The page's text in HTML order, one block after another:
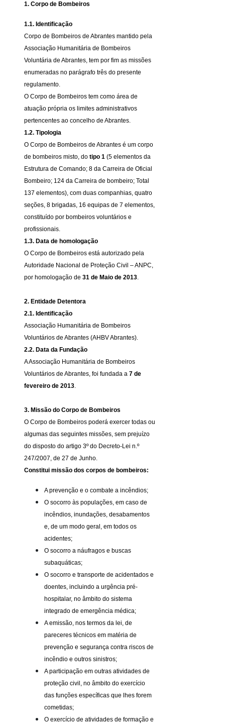
1. Corpo de Bombeiros
1.1. Identificação
Corpo de Bombeiros de Abrantes mantido pela
Associação Humanitária de Bombeiros
Voluntária de Abrantes, tem por fim as missões
enumeradas no parágrafo três do presente
regulamento.
O Corpo de Bombeiros tem como área de
atuação própria os limites administrativos
pertencentes ao concelho de Abrantes.
1.2. Tipologia
O Corpo de Bombeiros de Abrantes é um corpo
de bombeiros misto, do tipo 1 (5 elementos da
Estrutura de Comando; 8 da Carreira de Oficial
Bombeiro; 124 da Carreira de bombeiro; Total
137 elementos), com duas companhias, quatro
seções, 8 brigadas, 16 equipas de 7 elementos,
constituído por bombeiros voluntários e
profissionais.
1.3. Data de homologação
O Corpo de Bombeiros está autorizado pela
Autoridade Nacional de Proteção Civil – ANPC,
por homologação de 31 de Maio de 2013.
2. Entidade Detentora
2.1. Identificação
Associação Humanitária de Bombeiros
Voluntários de Abrantes (AHBV Abrantes).
2.2. Data da Fundação
A Associação Humanitária de Bombeiros
Voluntários de Abrantes, foi fundada a 7 de
fevereiro de 2013.
3. Missão do Corpo de Bombeiros
O Corpo de Bombeiros poderá exercer todas ou
algumas das seguintes missões, sem prejuízo
do disposto do artigo 3º do Decreto-Lei n.º
247/2007, de 27 de Junho.
Constitui missão dos corpos de bombeiros:
A prevenção e o combate a incêndios;
O socorro às populações, em caso de
incêndios, inundações, desabamentos
e, de um modo geral, em todos os
acidentes;
O socorro a náufragos e buscas
subaquáticas;
O socorro e transporte de acidentados e
doentes, incluindo a urgência pré-
hospitalar, no âmbito do sistema
integrado de emergência médica;
A emissão, nos termos da lei, de
pareceres técnicos em matéria de
prevenção e segurança contra riscos de
incêndio e outros sinistros;
A participação em outras atividades de
proteção civil, no âmbito do exercício
das funções específicas que lhes forem
cometidas;
O exercício de atividades de formação e